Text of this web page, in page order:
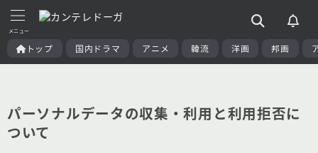
トップ 国内ドラマ アニメ 韓流 洋画 邦画
パーソナルデータの収集・利用と利用拒否に
ついて